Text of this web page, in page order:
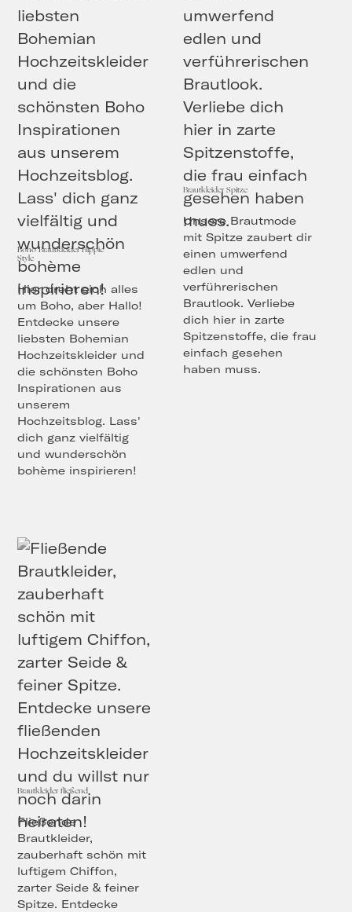
Boho Brautkleider Hippie
Style
Hier dreht sich alles
um Boho, aber Hallo!
Entdecke unsere
liebsten Bohemian
Hochzeitskleider und
die schönsten Boho
Inspirationen aus
unserem
Hochzeitsblog. Lass'
dich ganz vielfältig
und wunderschön
bohème inspirieren!
Brautkleider Spitze
Unsere Brautmode
mit Spitze zaubert dir
einen umwerfend
edlen und
verführerischen
Brautlook. Verliebe
dich hier in zarte
Spitzenstoffe, die frau
einfach gesehen
haben muss.
Brautkleider fließend
Fließende
Brautkleider,
zauberhaft schön mit
luftigem Chiffon,
zarter Seide & feiner
Spitze. Entdecke